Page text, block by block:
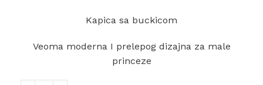
Kapica sa buckicom
Veoma moderna I prelepog dizajna za male
princeze